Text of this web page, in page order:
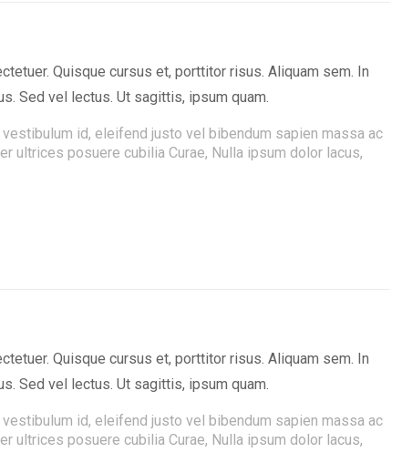
Quisque cursus et, porttitor risus. Aliquam sem. In
Sed vel lectus. Ut sagittis, ipsum quam.
id, eleifend justo vel bibendum sapien massa ac
ultrices posuere cubilia Curae, Nulla ipsum dolor lacus,
Quisque cursus et, porttitor risus. Aliquam sem. In
Sed vel lectus. Ut sagittis, ipsum quam.
id, eleifend justo vel bibendum sapien massa ac
ultrices posuere cubilia Curae, Nulla ipsum dolor lacus,